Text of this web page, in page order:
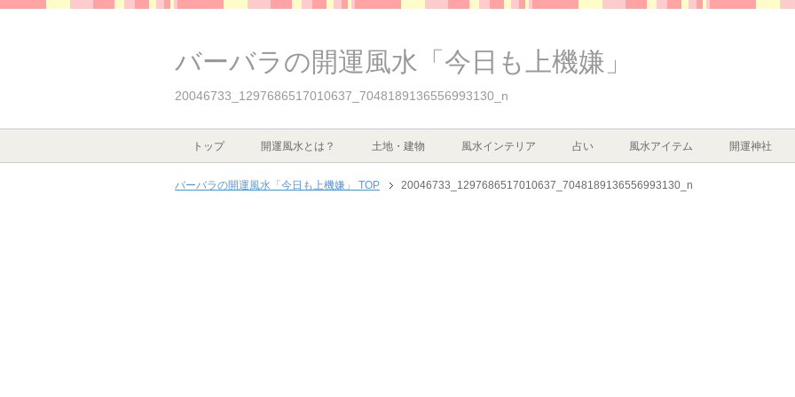
バーバラの開運風水「今日も上機嫌」
20046733_1297686517010637_7048189136556993130_n
トップ 開運風水とは？ 土地・建物 風水インテリア 占い 風水アイテム 開運神社
バーバラの開運風水「今日も上機嫌」 TOP 20046733_1297686517010637_7048189136556993130_n